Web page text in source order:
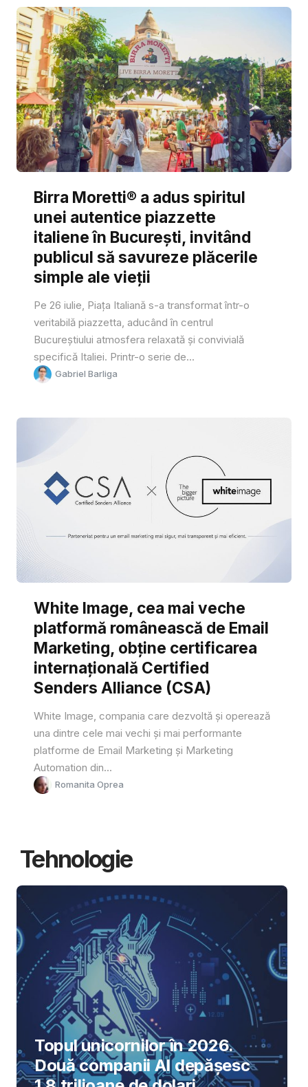
Birra Moretti® a adus spiritul
unei autentice piazzette
italiene în București, invitând
publicul să savureze plăcerile
simple ale vieții
Pe 26 iulie, Piața Italiană s-a transformat într-o
veritabilă piazzetta, aducând în centrul
Bucureștiului atmosfera relaxată și convivială
specifică Italiei. Printr-o serie de...
Gabriel Barliga
White Image, cea mai veche
platformă românească de Email
Marketing, obține certificarea
internațională Certified
Senders Alliance (CSA)
White Image, compania care dezvoltă și operează
una dintre cele mai vechi și mai performante
platforme de Email Marketing și Marketing
Automation din...
Romanita Oprea
Tehnologie
Topul unicornilor în 2026.
Două companii AI depășesc